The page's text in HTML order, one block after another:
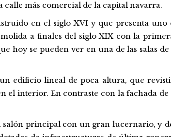
calle más comercial de la capital navarra.
en el sigloXVI y que presentauno
a finales del sigloXIX conla
hoyse puedenver en unade las salas
edificio lineal depoca altura, que
el interior. En contraste con lafachada de
salón principal con un gran lucernario, y